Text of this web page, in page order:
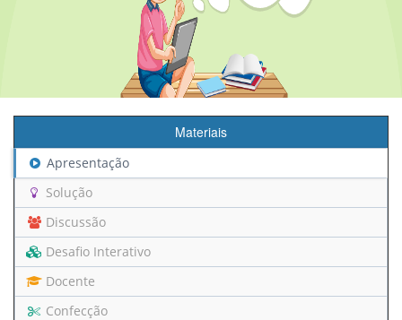
Materiais
Apresentação
Solução
Discussão
Desafio Interativo
Docente
Confecção